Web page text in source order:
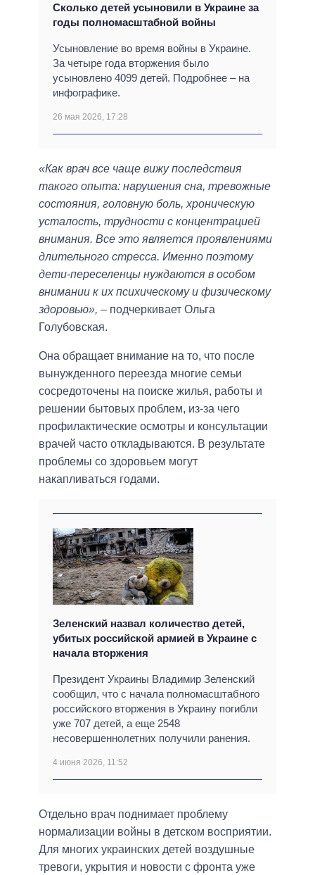
Сколько детей усыновили в Украине за
годы полномасштабной войны
Усыновление во время войны в Украине.
За четыре года вторжения было
усыновлено 4099 детей. Подробнее – на
инфографике.
26 мая 2026, 17:28
«Как врач все чаще вижу последствия
такого опыта: нарушения сна, тревожные
состояния, головную боль, хроническую
усталость, трудности с концентрацией
внимания. Все это является проявлениями
длительного стресса. Именно поэтому
дети-переселенцы нуждаются в особом
внимании к их психическому и физическому
здоровью», – подчеркивает Ольга
Голубовская.
Она обращает внимание на то, что после
вынужденного переезда многие семьи
сосредоточены на поиске жилья, работы и
решении бытовых проблем, из-за чего
профилактические осмотры и консультации
врачей часто откладываются. В результате
проблемы со здоровьем могут
накапливаться годами.
Зеленский назвал количество детей,
убитых российской армией в Украине с
начала вторжения
Президент Украины Владимир Зеленский
сообщил, что с начала полномасштабного
российского вторжения в Украину погибли
уже 707 детей, а еще 2548
несовершеннолетних получили ранения.
4 июня 2026, 11:52
Отдельно врач поднимает проблему
нормализации войны в детском восприятии.
Для многих украинских детей воздушные
тревоги, укрытия и новости с фронта уже